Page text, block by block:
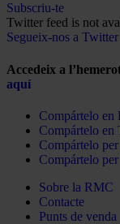
Subscriu-te
Twitter feed is not
Segueix-nos a Twitter
Accedeix a
aquí
Compártelo en
Compártelo en
Compártelo
Compártelo
Sobre la RMC
Contacte
Punts de venda